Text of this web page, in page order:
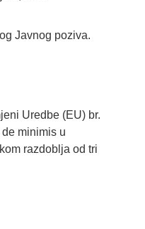
Javnog poziva.
Uredbe (EU) br.
minimis u
razdoblja od tri